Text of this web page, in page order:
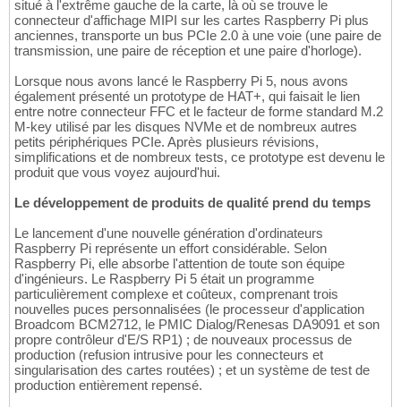
situé à l'extrême gauche de la carte, là où se trouve le
connecteur d'affichage MIPI sur les cartes Raspberry Pi plus
anciennes, transporte un bus PCIe 2.0 à une voie (une paire de
transmission, une paire de réception et une paire d'horloge).
Lorsque nous avons lancé le Raspberry Pi 5, nous avons
également présenté un prototype de HAT+, qui faisait le lien
entre notre connecteur FFC et le facteur de forme standard M.2
M-key utilisé par les disques NVMe et de nombreux autres
petits périphériques PCIe. Après plusieurs révisions,
simplifications et de nombreux tests, ce prototype est devenu le
produit que vous voyez aujourd'hui.
Le développement de produits de qualité prend du temps
Le lancement d'une nouvelle génération d'ordinateurs
Raspberry Pi représente un effort considérable. Selon
Raspberry Pi, elle absorbe l'attention de toute son équipe
d'ingénieurs. Le Raspberry Pi 5 était un programme
particulièrement complexe et coûteux, comprenant trois
nouvelles puces personnalisées (le processeur d'application
Broadcom BCM2712, le PMIC Dialog/Renesas DA9091 et son
propre contrôleur d'E/S RP1) ; de nouveaux processus de
production (refusion intrusive pour les connecteurs et
singularisation des cartes routées) ; et un système de test de
production entièrement repensé.